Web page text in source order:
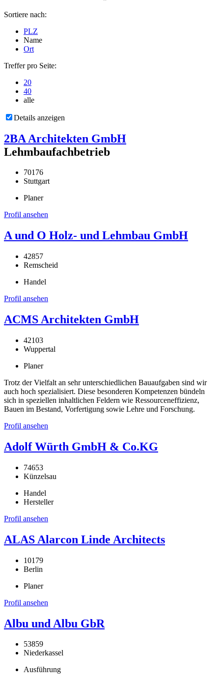
Sortiere nach:
PLZ
Name
Ort
Treffer pro Seite:
20
40
alle
Details anzeigen
2BA Architekten GmbH
Lehmbaufachbetrieb
70176
Stuttgart
Planer
Profil ansehen
A und O Holz- und Lehmbau GmbH
42857
Remscheid
Handel
Profil ansehen
ACMS Architekten GmbH
42103
Wuppertal
Planer
Trotz der Vielfalt an sehr unterschiedlichen Bauaufgaben sind wir
auch hoch spezialisiert. Diese besonderen Kompetenzen bündeln
sich in speziellen inhaltlichen Feldern wie Ressourceneffizienz,
Bauen im Bestand, Vorfertigung sowie Lehre und Forschung.
Profil ansehen
Adolf Würth GmbH & Co.KG
74653
Künzelsau
Handel
Hersteller
Profil ansehen
ALAS Alarcon Linde Architects
10179
Berlin
Planer
Profil ansehen
Albu und Albu GbR
53859
Niederkassel
Ausführung